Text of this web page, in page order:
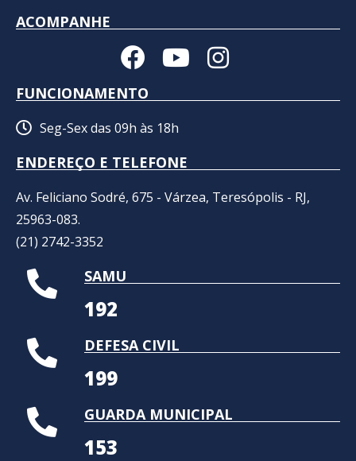
ACOMPANHE
FUNCIONAMENTO
Seg-Sex das 09h às 18h
ENDEREÇO E TELEFONE
Av. Feliciano Sodré, 675 - Várzea, Teresópolis - RJ,
25963-083.
(21) 2742-3352​
SAMU
192
DEFESA CIVIL
199
GUARDA MUNICIPAL
153